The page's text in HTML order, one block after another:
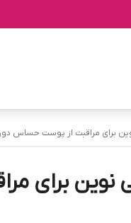
برای مراقبت از پوست حساس
نوین برای